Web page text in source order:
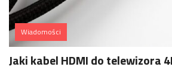
Wiadomości
Jaki kabel HDMI do telewizora